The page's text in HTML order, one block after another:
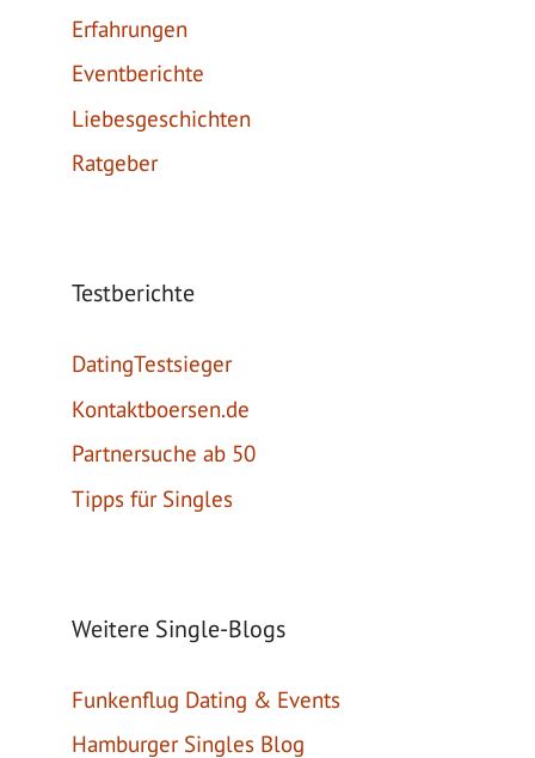
Erfahrungen
Eventberichte
Liebesgeschichten
Ratgeber
Testberichte
DatingTestsieger
Kontaktboersen.de
Partnersuche ab 50
Tipps für Singles
Weitere Single-Blogs
Funkenflug Dating & Events
Hamburger Singles Blog